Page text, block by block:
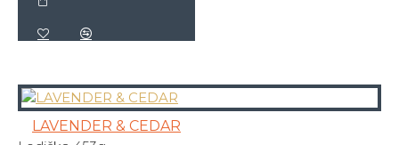
LAVENDER & CEDAR